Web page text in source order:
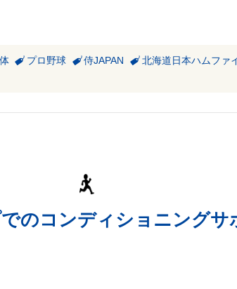
プロ野球 侍JAPAN 北海道日本ハムファ
のコンディショニングサ